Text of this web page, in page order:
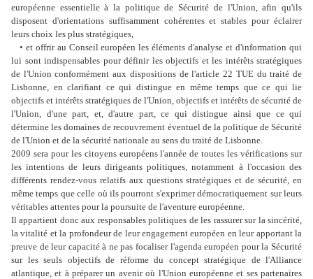
européenne essentielle à la politique de Sécurité de l'Union, afin qu'ils
disposent d'orientations suffisamment cohérentes et stables pour éclairer
leurs choix les plus stratégiques,
• et offrir au Conseil européen les éléments d'analyse et d'information qui
lui sont indispensables pour définir les objectifs et les intérêts stratégiques
de l'Union conformément aux dispositions de l'article 22 TUE du traité de
Lisbonne, en clarifiant ce qui distingue en même temps que ce qui lie
objectifs et intérêts stratégiques de l'Union, objectifs et intérêts de sécurité de
l'Union, d'une part, et, d'autre part, ce qui distingue ainsi que ce qui
détermine les domaines de recouvrement éventuel de la politique de Sécurité
de l'Union et de la sécurité nationale au sens du traité de Lisbonne.
2009 sera pour les citoyens européens l'année de toutes les vérifications sur
les intentions de leurs dirigeants politiques, notamment à l'occasion des
différents rendez-vous relatifs aux questions stratégiques et de sécurité, en
même temps que celle où ils pourront s'exprimer démocratiquement sur leurs
véritables attentes pour la poursuite de l'aventure européenne.
Il appartient donc aux responsables politiques de les rassurer sur la sincérité,
la vitalité et la profondeur de leur engagement européen en leur apportant la
preuve de leur capacité à ne pas focaliser l'agenda européen pour la Sécurité
sur les seuls objectifs de réforme du concept stratégique de l'Alliance
atlantique, et à préparer un avenir où l'Union européenne et ses partenaires